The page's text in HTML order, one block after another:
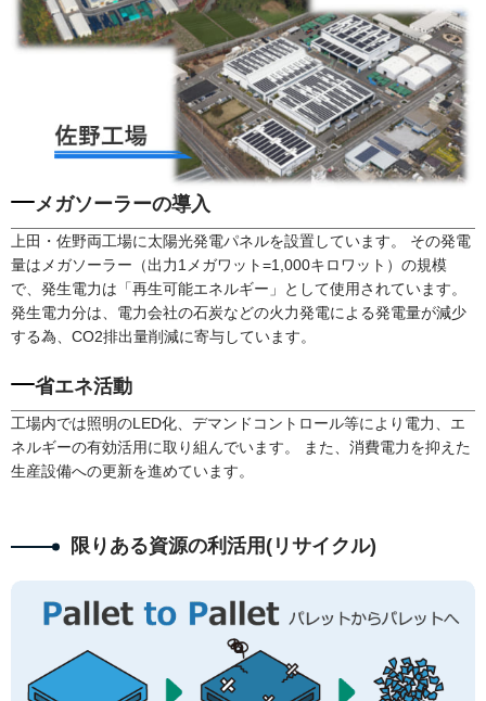
メガソーラーの導入
上田・佐野両工場に太陽光発電パネルを設置しています。
その発電
量はメガソーラー（出力1メガワット=1,000キロワット）の規模
で、発生電力は「再生可能エネルギー」として使用されています。
発生電力分は、電力会社の石炭などの火力発電による発電量が減少
する為、CO2排出量削減に寄与しています。
省エネ活動
工場内では照明のLED化、デマンドコントロール等により電力、エ
ネルギーの有効活用に取り組んでいます。
また、消費電力を抑えた
生産設備への更新を進めています。
限りある資源の利活用(リサイクル)